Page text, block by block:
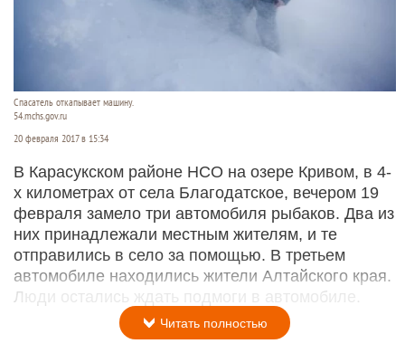
Спасатель откапывает машину.
54.mchs.gov.ru
20 февраля 2017 в 15:34
В Карасукском районе НСО на озере Кривом, в 4-
х километрах от села Благодатское, вечером 19
февраля замело три автомобиля рыбаков. Два из
них принадлежали местным жителям, и те
отправились в село за помощью. В третьем
автомобиле находились жители Алтайского края.
Люди остались ждать подмоги в автомобиле.
Читать полностью